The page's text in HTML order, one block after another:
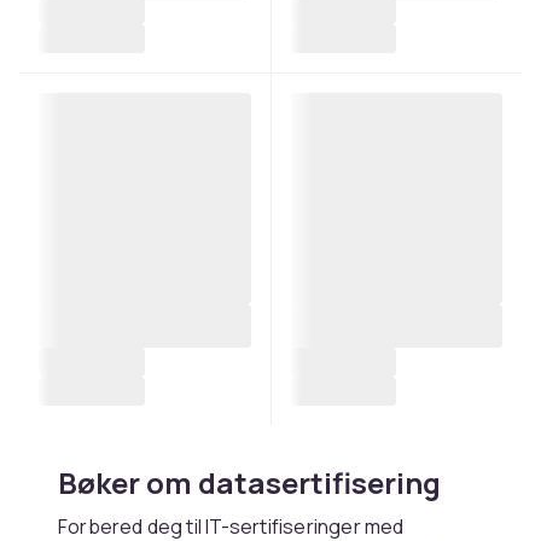
Bøker om datasertifisering
Forbered deg til IT-sertifiseringer med